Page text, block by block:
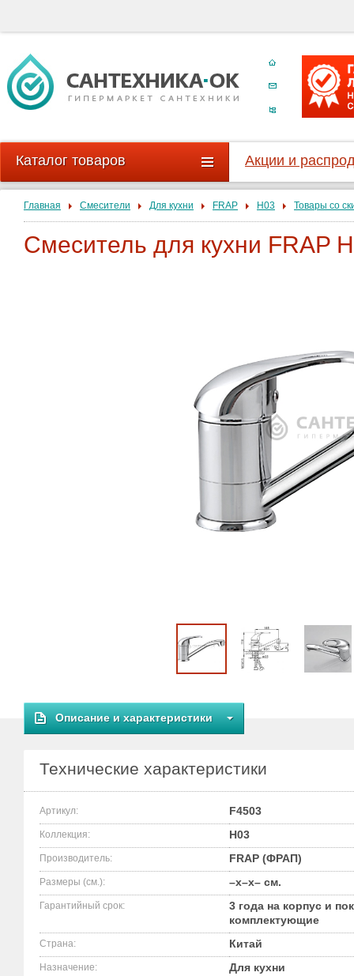
Каталог товаров Акции и
Главная Смесители Для кухни FRAP H03 Товары со
Смеситель для кухни FRAP
Описание и характеристики
Технические характеристики
Артикул: F4503
Коллекция: H03
Производитель: FRAP (ФРАП)
Размеры (см.): –x–x– см.
Гарантийный срок:
3 года на корпус и
комплектующие
Страна: Китай
Назначение: Для кухни